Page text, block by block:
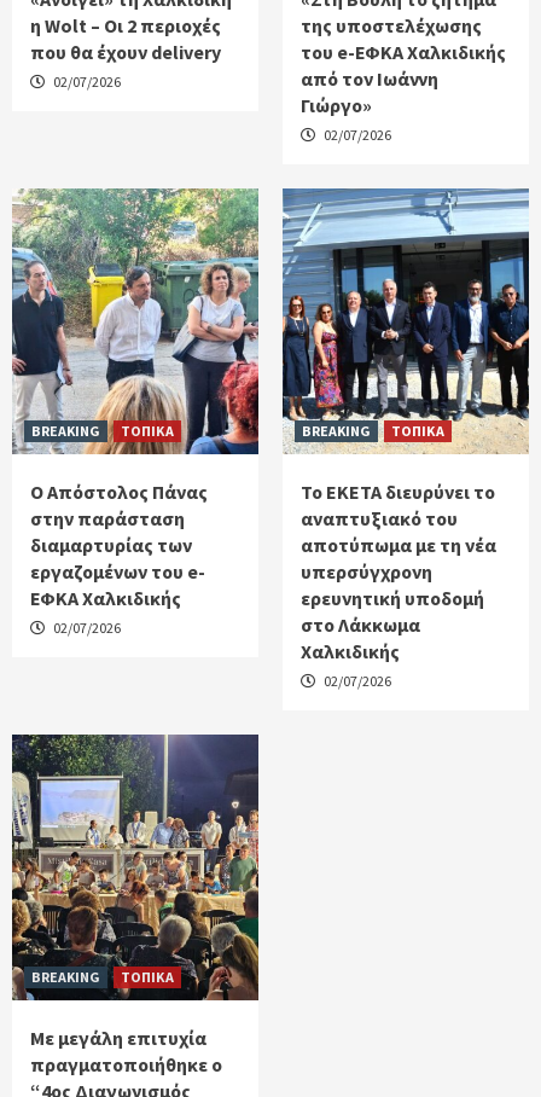
η Wolt – Οι 2 περιοχές
που θα έχουν delivery
02/07/2026
της υποστελέχωσης
του e-ΕΦΚΑ Χαλκιδικής
από τον Ιωάννη
Γιώργο»
02/07/2026
BREAKING ΤΟΠΙΚΑ
Ο Απόστολος Πάνας
στην παράσταση
διαμαρτυρίας των
εργαζομένων του e-
ΕΦΚΑ Χαλκιδικής
02/07/2026
BREAKING ΤΟΠΙΚΑ
Το ΕΚΕΤΑ διευρύνει το
αναπτυξιακό του
αποτύπωμα με τη νέα
υπερσύγχρονη
ερευνητική υποδομή
στο Λάκκωμα
Χαλκιδικής
02/07/2026
BREAKING ΤΟΠΙΚΑ
Με μεγάλη επιτυχία
πραγματοποιήθηκε ο
“4ος Διαγωνισμός